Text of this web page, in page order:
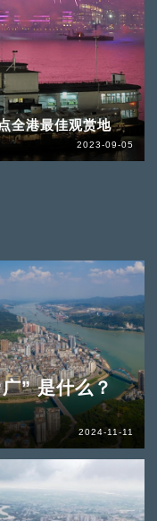
全港最佳观赏地
2023-09-05
” 是什么？
2024-11-11